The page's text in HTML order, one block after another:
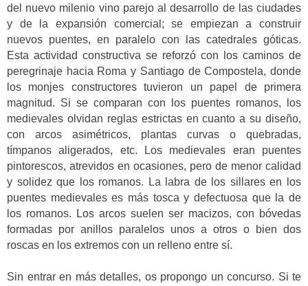
del nuevo milenio vino parejo al desarrollo de las ciudades
y de la expansión comercial; se empiezan a construir
nuevos puentes, en paralelo con las catedrales góticas.
Esta actividad constructiva se reforzó con los caminos de
peregrinaje hacia Roma y Santiago de Compostela, donde
los monjes constructores tuvieron un papel de primera
magnitud. Si se comparan con los puentes romanos, los
medievales olvidan reglas estrictas en cuanto a su diseño,
con arcos asimétricos, plantas curvas o quebradas,
tímpanos aligerados, etc. Los medievales eran puentes
pintorescos, atrevidos en ocasiones, pero de menor calidad
y solidez que los romanos. La labra de los sillares en los
puentes medievales es más tosca y defectuosa que la de
los romanos. Los arcos suelen ser macizos, con bóvedas
formadas por anillos paralelos unos a otros o bien dos
roscas en los extremos con un relleno entre sí.
Sin entrar en más detalles, os propongo un concurso. Si te